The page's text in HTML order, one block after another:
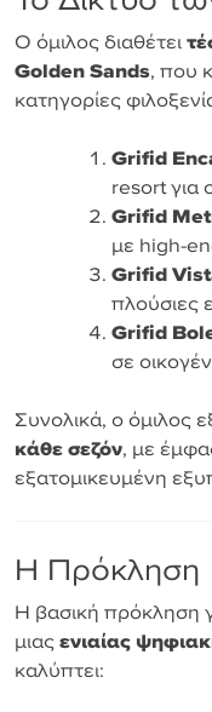
Ο όμιλος διαθέτει
Golden Sands, που
κατηγορίες
Grifid
resort για
Grifid
με high-
Grifid
πλούσιες
Grifid
σε
Συνολικά, ο όμιλος
κάθε σεζόν, με
εξατομικευμένη
Η Πρόκληση
Η βασική πρόκληση
μιαςενιαίας
καλύπτει: